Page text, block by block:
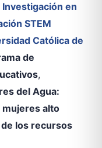
en
STEM
Católica de
de
,
del Agua:
mujeres alto
los recursos